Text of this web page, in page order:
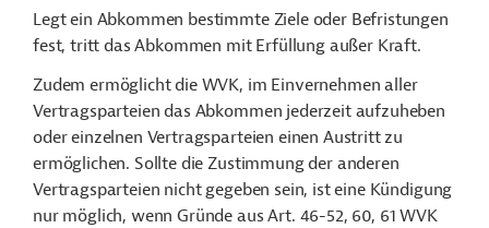
Legt ein Abkommen bestimmte Ziele oder Befristungen
fest, tritt das Abkommen mit Erfüllung außer Kraft.
Zudem ermöglicht die WVK, im Einvernehmen aller
Vertragsparteien das Abkommen jederzeit aufzuheben
oder einzelnen Vertragsparteien einen Austritt zu
ermöglichen. Sollte die Zustimmung der anderen
Vertragsparteien nicht gegeben sein, ist eine Kündigung
nur möglich, wenn Gründe aus Art. 46-52, 60, 61 WVK